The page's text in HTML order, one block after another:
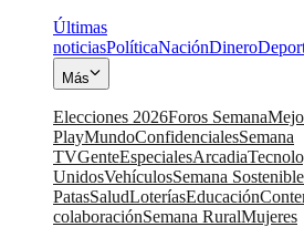
Últimas
noticiasPolíticaNaciónDinero
Más
Elecciones 2026Foros Semana
PlayMundoConfidencialesSemana
TVGenteEspecialesArcadia
UnidosVehículosSemana Sostenible
PatasSaludLoteríasEducación
colaboraciónSemana RuralMujeres